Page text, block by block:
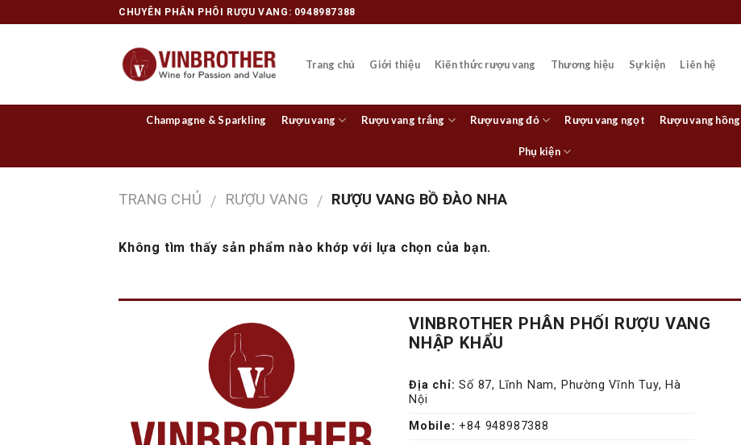
to
CHUYÊN PHÂN PHÔI RƯỢU VANG: 0948987388
Trang chủ Giới thiệu Kiến thức rượu vang Thương hiệu Sự kiện Liên hệ
Champagne & Sparkling Rượu vang Rượu vang trắng Rượu vang đỏ Rượu vang ngọt Rượu vang hồng
Phụ kiện
TRANG CHỦ / RƯỢU VANG / RƯỢU VANG BỒ ĐÀO NHA
Không tìm thấy sản phẩm nào khớp với lựa chọn của bạn.
VINBROTHER PHÂN PHỐI RƯỢU VANG
NHẬP KHẨU
Địa chỉ: Số 87, Lĩnh Nam, Phường Vĩnh Tuy, Hà
Nội
Mobile: +84 948987388